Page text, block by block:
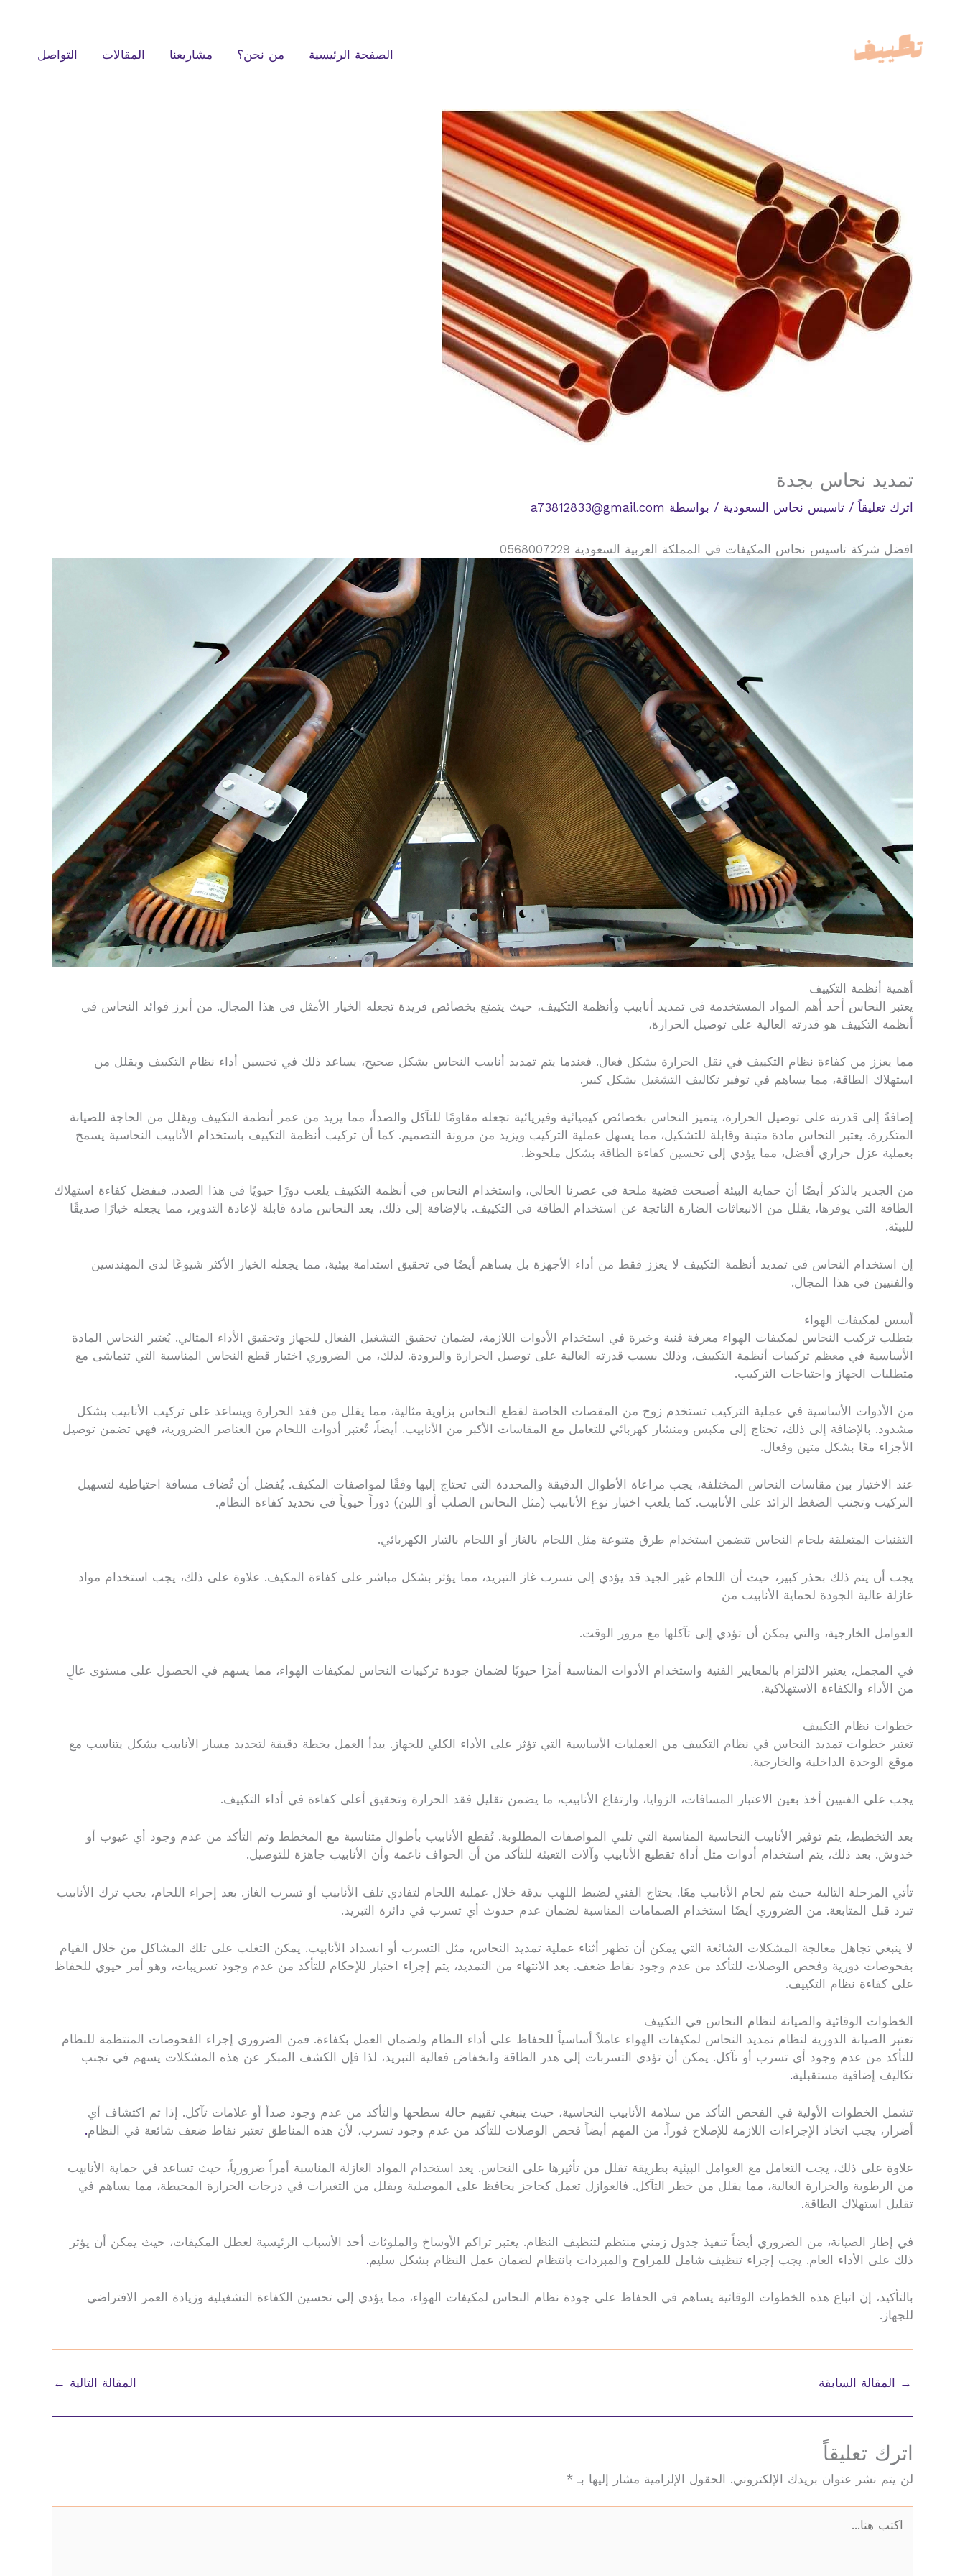
الصفحة الرئيسية من نحن؟ مشاريعنا المقالات التواصل
تمديد نحاس بجدة
اترك تعليقاً / تاسيس نحاس السعودية / بواسطة a73812833@gmail.com
افضل شركة تاسيس نحاس المكيفات في المملكة العربية السعودية 0568007229
أهمية أنظمة التكييف
يعتبر النحاس أحد أهم المواد المستخدمة في تمديد أنابيب وأنظمة التكييف، حيث يتمتع بخصائص فريدة تجعله الخيار الأمثل في هذا المجال. من أبرز فوائد النحاس في
أنظمة التكييف هو قدرته العالية على توصيل الحرارة،
مما يعزز من كفاءة نظام التكييف في نقل الحرارة بشكل فعال. فعندما يتم تمديد أنابيب النحاس بشكل صحيح، يساعد ذلك في تحسين أداء نظام التكييف ويقلل من
استهلاك الطاقة، مما يساهم في توفير تكاليف التشغيل بشكل كبير.
إضافةً إلى قدرته على توصيل الحرارة، يتميز النحاس بخصائص كيميائية وفيزيائية تجعله مقاومًا للتآكل والصدأ، مما يزيد من عمر أنظمة التكييف ويقلل من الحاجة للصيانة
المتكررة. يعتبر النحاس مادة متينة وقابلة للتشكيل، مما يسهل عملية التركيب ويزيد من مرونة التصميم. كما أن تركيب أنظمة التكييف باستخدام الأنابيب النحاسية يسمح
بعملية عزل حراري أفضل، مما يؤدي إلى تحسين كفاءة الطاقة بشكل ملحوظ.
من الجدير بالذكر أيضًا أن حماية البيئة أصبحت قضية ملحة في عصرنا الحالي، واستخدام النحاس في أنظمة التكييف يلعب دورًا حيويًا في هذا الصدد. فبفضل كفاءة استهلاك
الطاقة التي يوفرها، يقلل من الانبعاثات الضارة الناتجة عن استخدام الطاقة في التكييف. بالإضافة إلى ذلك، يعد النحاس مادة قابلة لإعادة التدوير، مما يجعله خيارًا صديقًا
للبيئة.
إن استخدام النحاس في تمديد أنظمة التكييف لا يعزز فقط من أداء الأجهزة بل يساهم أيضًا في تحقيق استدامة بيئية، مما يجعله الخيار الأكثر شيوعًا لدى المهندسين
والفنيين في هذا المجال.
أسس لمكيفات الهواء
يتطلب تركيب النحاس لمكيفات الهواء معرفة فنية وخبرة في استخدام الأدوات اللازمة، لضمان تحقيق التشغيل الفعال للجهاز وتحقيق الأداء المثالي. يُعتبر النحاس المادة
الأساسية في معظم تركيبات أنظمة التكييف، وذلك بسبب قدرته العالية على توصيل الحرارة والبرودة. لذلك، من الضروري اختيار قطع النحاس المناسبة التي تتماشى مع
متطلبات الجهاز واحتياجات التركيب.
من الأدوات الأساسية في عملية التركيب تستخدم زوج من المقصات الخاصة لقطع النحاس بزاوية مثالية، مما يقلل من فقد الحرارة ويساعد على تركيب الأنابيب بشكل
مشدود. بالإضافة إلى ذلك، تحتاج إلى مكبس ومنشار كهربائي للتعامل مع المقاسات الأكبر من الأنابيب. أيضاً، تُعتبر أدوات اللحام من العناصر الضرورية، فهي تضمن توصيل
الأجزاء معًا بشكل متين وفعال.
عند الاختيار بين مقاسات النحاس المختلفة، يجب مراعاة الأطوال الدقيقة والمحددة التي تحتاج إليها وفقًا لمواصفات المكيف. يُفضل أن تُضاف مسافة احتياطية لتسهيل
التركيب وتجنب الضغط الزائد على الأنابيب. كما يلعب اختيار نوع الأنابيب (مثل النحاس الصلب أو اللين) دوراً حيوياً في تحديد كفاءة النظام.
التقنيات المتعلقة بلحام النحاس تتضمن استخدام طرق متنوعة مثل اللحام بالغاز أو اللحام بالتيار الكهربائي.
يجب أن يتم ذلك بحذر كبير، حيث أن اللحام غير الجيد قد يؤدي إلى تسرب غاز التبريد، مما يؤثر بشكل مباشر على كفاءة المكيف. علاوة على ذلك، يجب استخدام مواد
عازلة عالية الجودة لحماية الأنابيب من
العوامل الخارجية، والتي يمكن أن تؤدي إلى تآكلها مع مرور الوقت.
في المجمل، يعتبر الالتزام بالمعايير الفنية واستخدام الأدوات المناسبة أمرًا حيويًا لضمان جودة تركيبات النحاس لمكيفات الهواء، مما يسهم في الحصول على مستوى عالٍ
من الأداء والكفاءة الاستهلاكية.
خطوات نظام التكييف
تعتبر خطوات تمديد النحاس في نظام التكييف من العمليات الأساسية التي تؤثر على الأداء الكلي للجهاز. يبدأ العمل بخطة دقيقة لتحديد مسار الأنابيب بشكل يتناسب مع
موقع الوحدة الداخلية والخارجية.
يجب على الفنيين أخذ بعين الاعتبار المسافات، الزوايا، وارتفاع الأنابيب، ما يضمن تقليل فقد الحرارة وتحقيق أعلى كفاءة في أداء التكييف.
بعد التخطيط، يتم توفير الأنابيب النحاسية المناسبة التي تلبي المواصفات المطلوبة. تُقطع الأنابيب بأطوال متناسبة مع المخطط وتم التأكد من عدم وجود أي عيوب أو
خدوش. بعد ذلك، يتم استخدام أدوات مثل أداة تقطيع الأنابيب وآلات التعبئة للتأكد من أن الحواف ناعمة وأن الأنابيب جاهزة للتوصيل.
تأتي المرحلة التالية حيث يتم لحام الأنابيب معًا. يحتاج الفني لضبط اللهب بدقة خلال عملية اللحام لتفادي تلف الأنابيب أو تسرب الغاز. بعد إجراء اللحام، يجب ترك الأنابيب
تبرد قبل المتابعة. من الضروري أيضًا استخدام الصمامات المناسبة لضمان عدم حدوث أي تسرب في دائرة التبريد.
لا ينبغي تجاهل معالجة المشكلات الشائعة التي يمكن أن تظهر أثناء عملية تمديد النحاس، مثل التسرب أو انسداد الأنابيب. يمكن التغلب على تلك المشاكل من خلال القيام
بفحوصات دورية وفحص الوصلات للتأكد من عدم وجود نقاط ضعف. بعد الانتهاء من التمديد، يتم إجراء اختبار للإحكام للتأكد من عدم وجود تسريبات، وهو أمر حيوي للحفاظ
على كفاءة نظام التكييف.
الخطوات الوقائية والصيانة لنظام النحاس في التكييف
تعتبر الصيانة الدورية لنظام تمديد النحاس لمكيفات الهواء عاملاً أساسياً للحفاظ على أداء النظام ولضمان العمل بكفاءة. فمن الضروري إجراء الفحوصات المنتظمة للنظام
للتأكد من عدم وجود أي تسرب أو تآكل. يمكن أن تؤدي التسربات إلى هدر الطاقة وانخفاض فعالية التبريد، لذا فإن الكشف المبكر عن هذه المشكلات يسهم في تجنب
تكاليف إضافية مستقبلية.
تشمل الخطوات الأولية في الفحص التأكد من سلامة الأنابيب النحاسية، حيث ينبغي تقييم حالة سطحها والتأكد من عدم وجود صدأ أو علامات تآكل. إذا تم اكتشاف أي
أضرار، يجب اتخاذ الإجراءات اللازمة للإصلاح فوراً. من المهم أيضاً فحص الوصلات للتأكد من عدم وجود تسرب، لأن هذه المناطق تعتبر نقاط ضعف شائعة في النظام.
علاوة على ذلك، يجب التعامل مع العوامل البيئية بطريقة تقلل من تأثيرها على النحاس. يعد استخدام المواد العازلة المناسبة أمراً ضرورياً، حيث تساعد في حماية الأنابيب
من الرطوبة والحرارة العالية، مما يقلل من خطر التآكل. فالعوازل تعمل كحاجز يحافظ على الموصلية ويقلل من التغيرات في درجات الحرارة المحيطة، مما يساهم في
تقليل استهلاك الطاقة.
في إطار الصيانة، من الضروري أيضاً تنفيذ جدول زمني منتظم لتنظيف النظام. يعتبر تراكم الأوساخ والملوثات أحد الأسباب الرئيسية لعطل المكيفات، حيث يمكن أن يؤثر
ذلك على الأداء العام. يجب إجراء تنظيف شامل للمراوح والمبردات بانتظام لضمان عمل النظام بشكل سليم.
بالتأكيد، إن اتباع هذه الخطوات الوقائية يساهم في الحفاظ على جودة نظام النحاس لمكيفات الهواء، مما يؤدي إلى تحسين الكفاءة التشغيلية وزيادة العمر الافتراضي
للجهاز.
→ المقالة السابقة المقالة التالية ←
اترك تعليقاً
لن يتم نشر عنوان بريدك الإلكتروني. الحقول الإلزامية مشار إليها بـ *
هنا...